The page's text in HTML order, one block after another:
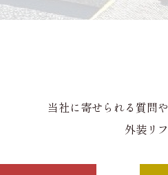
当社に寄せられる質問
外装リ